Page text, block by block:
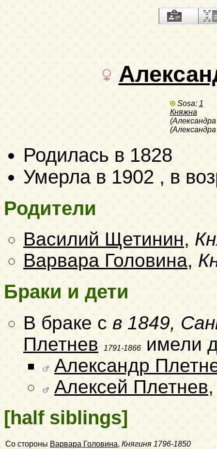
Sosa: 1
Княжна
Родилась в 1828
Умерла в 1902 , в
Родители
Василий Щетинин,
Варвара Головина,
Браки и дети
В браке с в 1849,
Плетнев
1791-1866
имели
Александр
Алексей Плетнев
[half siblings]
Со стороны Варвара Головина, Княгиня 1796-1850